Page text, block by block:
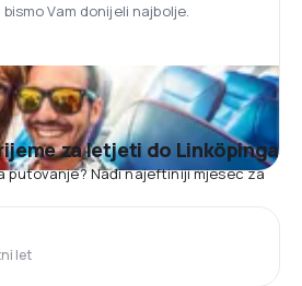
Vam donijeli najbolje.
za letjeti do Linköpinga
putovanje? Nađi najeftiniji mjesec za
let